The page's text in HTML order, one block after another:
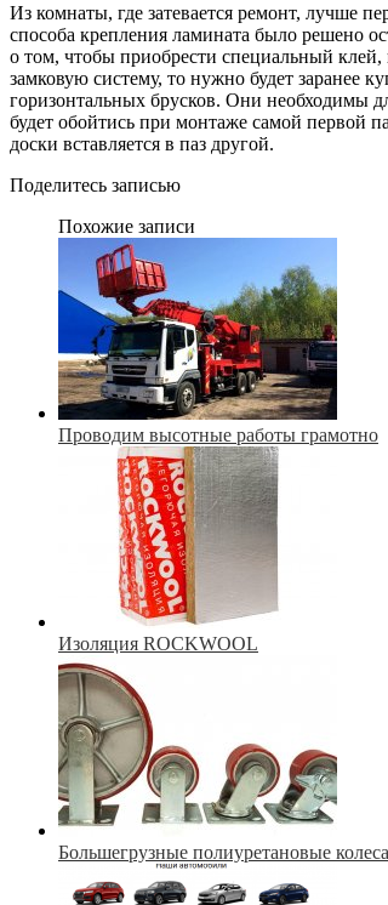
Из комнаты, где затевается ремонт, лучше
способа крепления ламината было решено
о том, чтобы приобрести специальный
замковую систему, то нужно будет заранее
горизонтальных брусков. Они необходимы
будет обойтись при монтаже самой первой
доски вставляется в паз другой.
Поделитесь записью
Похожие записи
Проводим высотные работы грамотно
Изоляция ROCKWOOL
Большегрузные полиуретановые